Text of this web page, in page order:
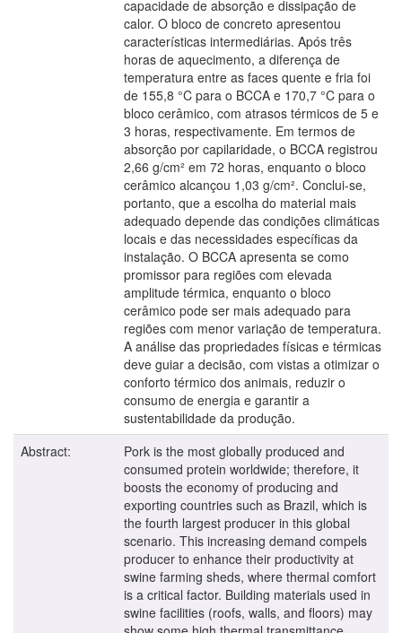
capacidade de absorção e dissipação de
calor. O bloco de concreto apresentou
características intermediárias. Após três
horas de aquecimento, a diferença de
temperatura entre as faces quente e fria foi
de 155,8 °C para o BCCA e 170,7 °C para o
bloco cerâmico, com atrasos térmicos de 5 e
3 horas, respectivamente. Em termos de
absorção por capilaridade, o BCCA registrou
2,66 g/cm² em 72 horas, enquanto o bloco
cerâmico alcançou 1,03 g/cm². Conclui-se,
portanto, que a escolha do material mais
adequado depende das condições climáticas
locais e das necessidades específicas da
instalação. O BCCA apresenta se como
promissor para regiões com elevada
amplitude térmica, enquanto o bloco
cerâmico pode ser mais adequado para
regiões com menor variação de temperatura.
A análise das propriedades físicas e térmicas
deve guiar a decisão, com vistas a otimizar o
conforto térmico dos animais, reduzir o
consumo de energia e garantir a
sustentabilidade da produção.
Abstract:
Pork is the most globally produced and
consumed protein worldwide; therefore, it
boosts the economy of producing and
exporting countries such as Brazil, which is
the fourth largest producer in this global
scenario. This increasing demand compels
producer to enhance their productivity at
swine farming sheds, where thermal comfort
is a critical factor. Building materials used in
swine facilities (roofs, walls, and floors) may